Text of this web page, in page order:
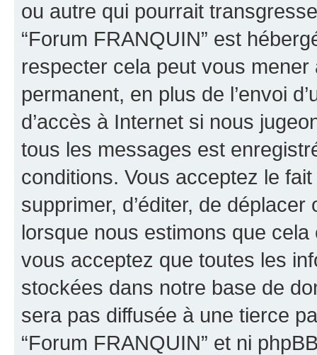
ou autre qui pourrait
“Forum FRANQUIN” est
respecter cela peut vous
permanent, en plus de l’envoi
d’accès à Internet si nous
tous les messages est
conditions. Vous acceptez le
supprimer, d’éditer, de
lorsque nous estimons que cela
vous acceptez que toutes les
stockées dans notre base de
sera pas diffusée à une tierce
“Forum FRANQUIN” et ni